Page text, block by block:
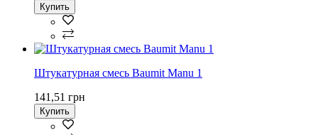
Купить
Штукатурная смесь Baumit Manu 1
141,51 грн
Купить